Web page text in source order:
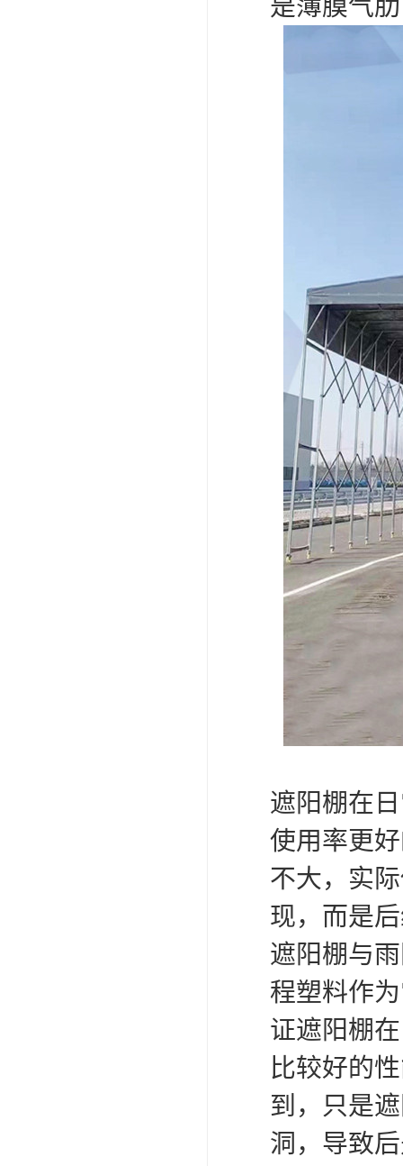
是薄膜气
遮阳棚在
使用率更
不大，实
现，而是
遮阳棚与
程塑料作
证遮阳棚
比较好的
到，只是
洞，导致